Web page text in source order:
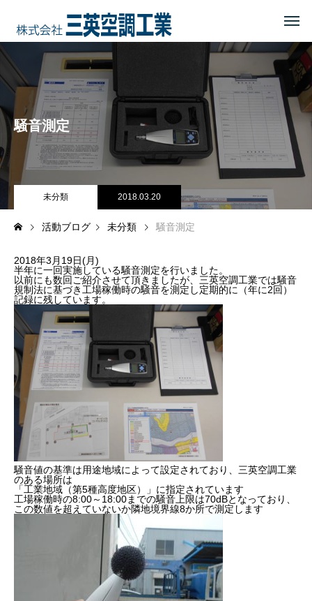
HOME トップページ
COMPANY 会社を知る
事業内容
会社概要・沿革・所在地
経営理念
ブログ
CSR
地域貢献企業
健康経営
SDGs認証
よこはまグッドバランス企業
横浜グランドスラム企業
RECRUIT 採用を知る
募集概要
騒音測定
未分類 2018.03.20
活動ブログ 未分類 騒音測定
2018年3月19日(月)
半年に一回実施している騒音測定を行いました。
以前にも数回ご紹介させて頂きましたが、三英空調工業では騒音
規制法に基づき工場稼働時の騒音を測定し定期的に（年に2回）
記録に残しています。
騒音値の基準は用途地域によって設定されており、三英空調工業
のある場所は
「工業地域（第5種高度地区）」に指定されています
工場稼働時の8:00～18:00までの騒音上限は70dBとなっており、
この数値を超えていないか隣地境界線8か所で測定します